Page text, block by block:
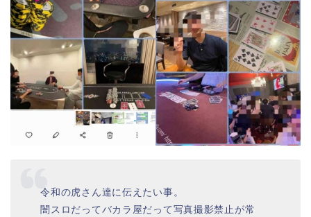
令和の虎さん達に伝えたい事。
闇スロだってバカラ屋だって写真撮影禁止が常